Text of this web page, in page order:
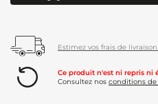
Estimez vos frais de livraison.
Ce produit n'est ni repris ni
Consultez nos conditions de